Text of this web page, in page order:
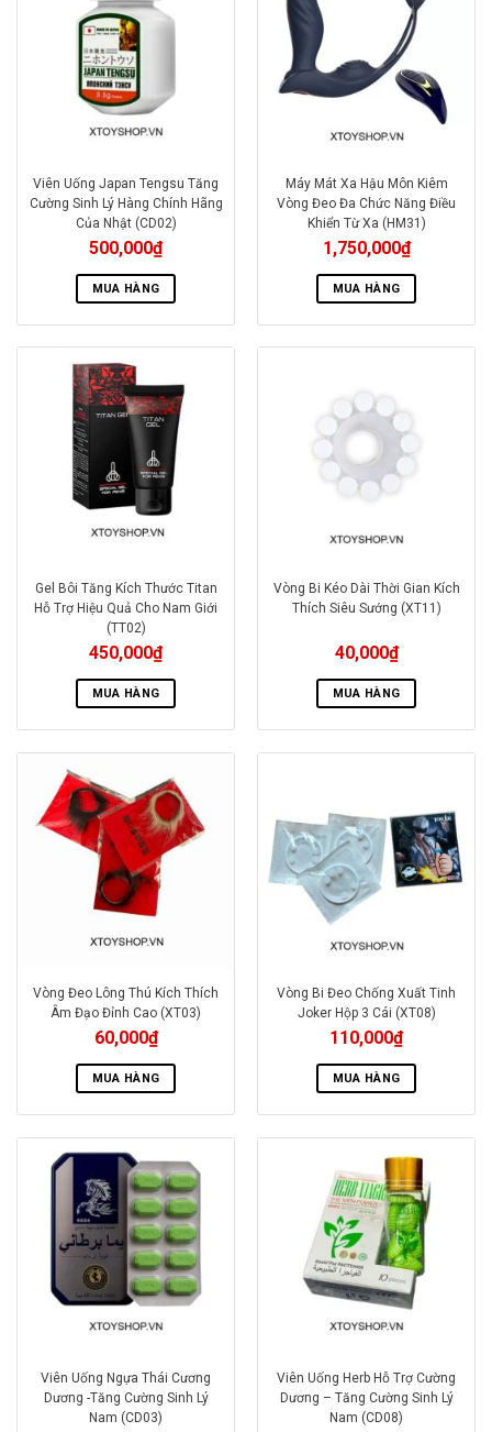
Viên Uống Japan Tengsu Tăng
Cường Sinh Lý Hàng Chính Hãng
Của Nhật (CD02)
500,000₫
MUA HÀNG
Máy Mát Xa Hậu Môn Kiêm
Vòng Đeo Đa Chức Năng Điều
Khiển Từ Xa (HM31)
1,750,000₫
MUA HÀNG
Gel Bôi Tăng Kích Thước Titan
Hỗ Trợ Hiệu Quả Cho Nam Giới
(TT02)
450,000₫
MUA HÀNG
Vòng Bi Kéo Dài Thời Gian Kích
Thích Siêu Sướng (XT11)
40,000₫
MUA HÀNG
Vòng Đeo Lông Thú Kích Thích
Âm Đạo Đỉnh Cao (XT03)
60,000₫
MUA HÀNG
Vòng Bi Đeo Chống Xuất Tinh
Joker Hộp 3 Cái (XT08)
110,000₫
MUA HÀNG
Viên Uống Ngựa Thái Cương
Dương -Tăng Cường Sinh Lý
Nam (CD03)
Viên Uống Herb Hỗ Trợ Cường
Dương – Tăng Cường Sinh Lý
Nam (CD08)